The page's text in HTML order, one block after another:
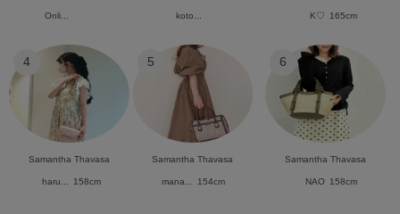
Onli... koto... K♡ 165cm
4
Samantha Thavasa
haru... 158cm
5
Samantha Thavasa
mana... 154cm
6
Samantha Thavasa
NAO 158cm